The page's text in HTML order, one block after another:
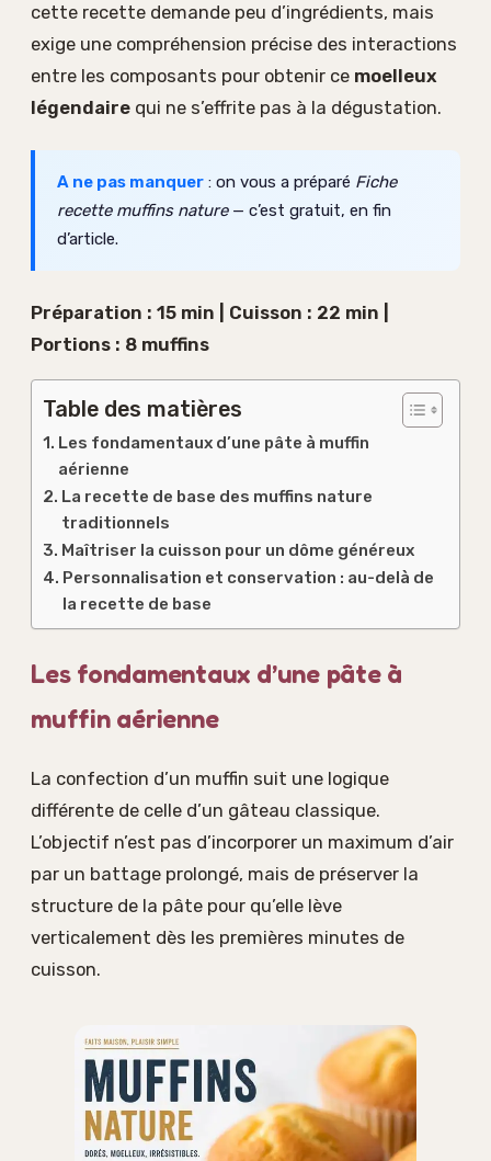
cette recette demande peu d’ingrédients, mais
exige une compréhension précise des interactions
entre les composants pour obtenir ce moelleux
légendaire qui ne s’effrite pas à la dégustation.
A ne pas manquer : on vous a préparé Fiche
recette muffins nature— c’est gratuit, en fin
d’article.
Préparation : 15 min | Cuisson : 22 min |
Portions : 8 muffins
Table des matières
Les fondamentaux d’une pâte à muffin
aérienne
La recette de base des muffins nature
traditionnels
Maîtriser la cuisson pour un dôme généreux
Personnalisation et conservation : au-delà de
la recette de base
Les fondamentaux d’une pâte à
muffin aérienne
La confection d’un muffin suit une logique
différente de celle d’un gâteau classique.
L’objectif n’est pas d’incorporer un maximum d’air
par un battage prolongé, mais de préserver la
structure de la pâte pour qu’elle lève
verticalement dès les premières minutes de
cuisson.